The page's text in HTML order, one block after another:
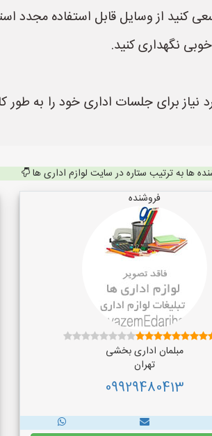
از وسایل قابل استفاده مجدد
نگهداری کنید.
برای جلسات اداری خود را به طور
ها به ترتیب ستاره در سایت لوازم اداری ها
فروشنده
مبلمان اداری بخشی
تهران
09929480413